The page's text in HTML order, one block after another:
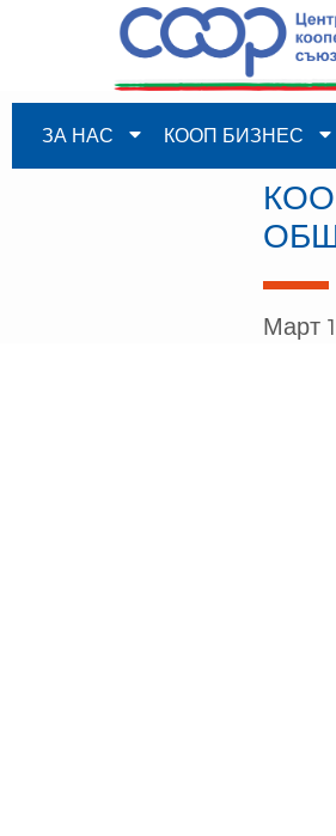
ЗА НАС КООП БИЗНЕС
Март